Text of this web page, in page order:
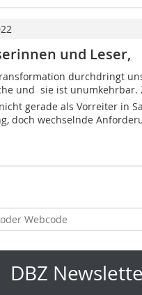
und Leser,
durchdringt
und  sie ist
gerade als Vorreiter in
doch wechselnde
DBZ